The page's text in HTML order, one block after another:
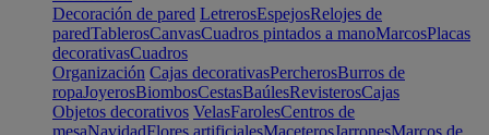
Decoración de pared LetrerosEspejosRelojes de
paredTablerosCanvasCuadros pintados a manoMarcosPlacas
decorativasCuadros
Organización Cajas decorativasPercherosBurros de
ropaJoyerosBiombosCestasBaúlesRevisterosCajas
Objetos decorativos VelasFarolesCentros de
mesaNavidadFlores artificialesMaceterosJarronesMarcos de